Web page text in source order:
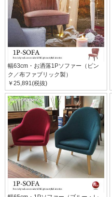
幅63cm・お洒落1Pソファー（ピン
ク／布ファブリック製）
￥25,891(税抜)